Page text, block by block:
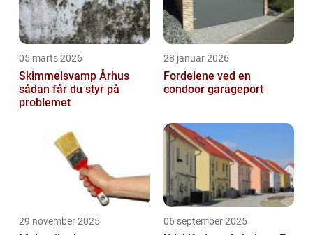
05 marts 2026
Skimmelsvamp Århus
sådan får du styr på
problemet
28 januar 2026
Fordelene ved en
condoor garageport
29 november 2025 06 september 2025